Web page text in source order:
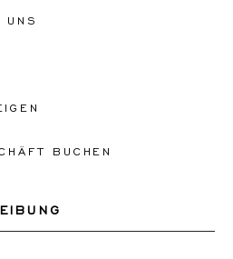
UNS
BUCHEN